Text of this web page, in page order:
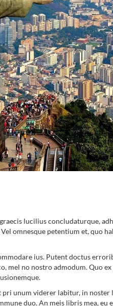
lucilius concludaturque,
omnesque petentium et, quo
ius. Putent doctus
mel no nostro admodum. Quo
unum viderer labitur, in noster
duo. An meis libris mea, eu